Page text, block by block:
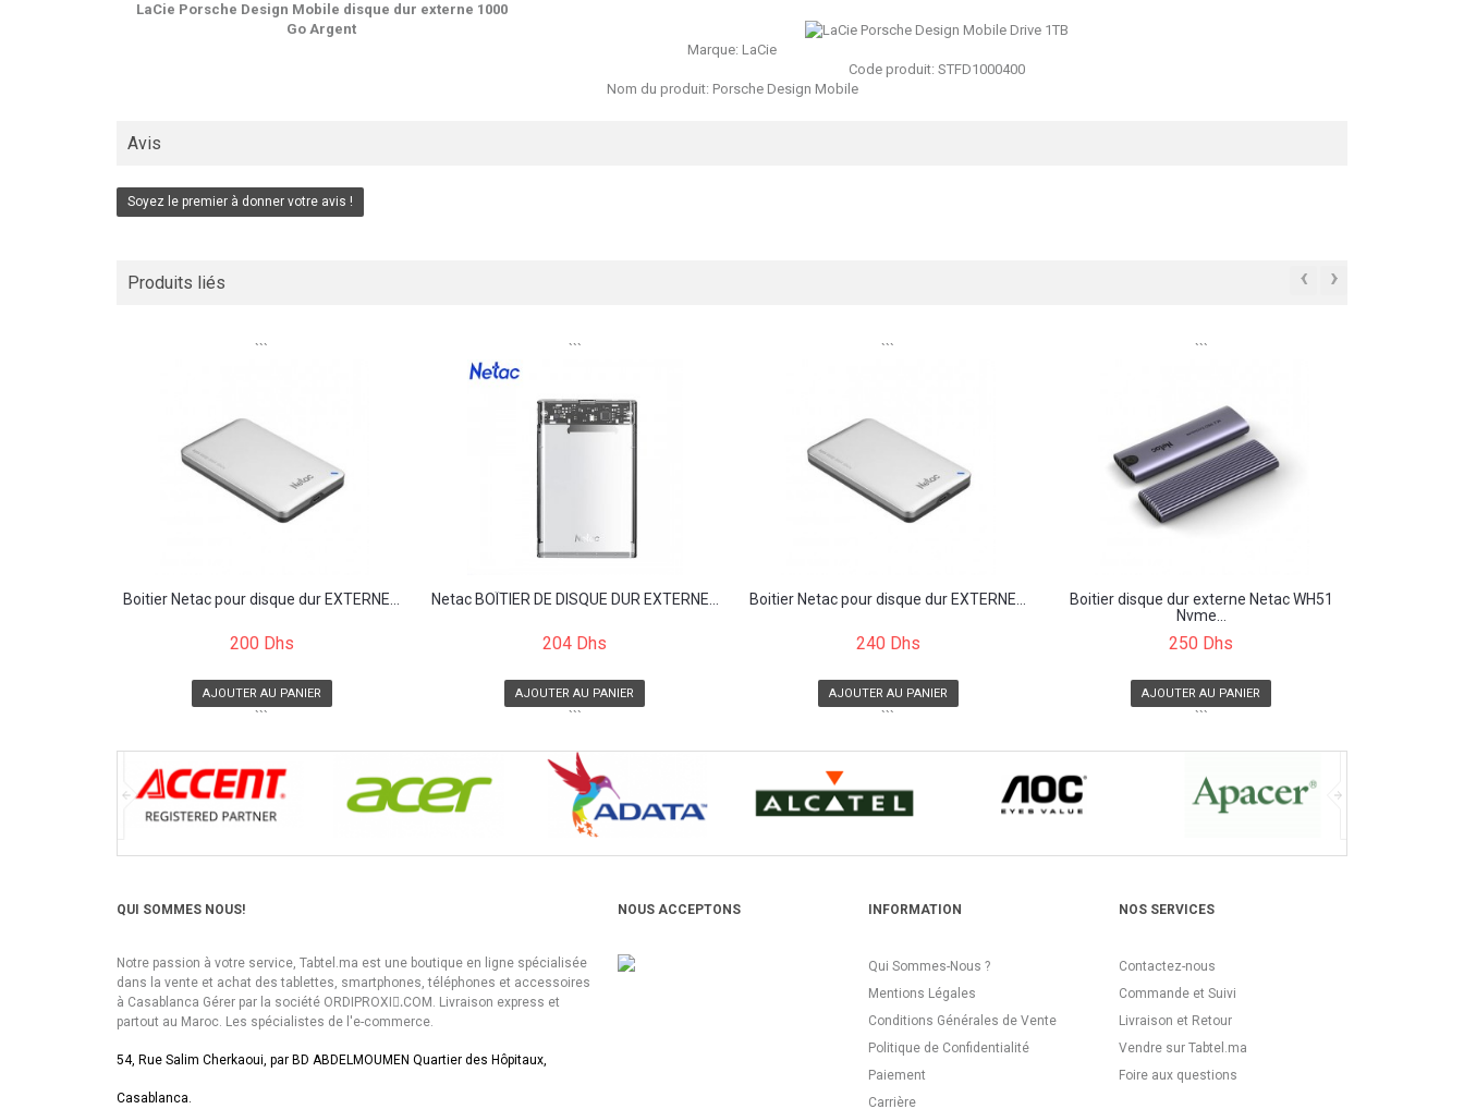
LaCie Porsche Design Mobile disque dur externe 1000
Go Argent
Marque: LaCie
Code produit: STFD1000400
Nom du produit: Porsche Design Mobile
Avis
Soyez le premier à donner votre avis !
Produits liés ‹ ›
```
Boitier Netac pour disque dur EXTERNE...
200 Dhs
AJOUTER AU PANIER
```
```
Netac BOÎTIER DE DISQUE DUR EXTERNE...
204 Dhs
AJOUTER AU PANIER
```
```
Boitier Netac pour disque dur EXTERNE...
240 Dhs
AJOUTER AU PANIER
```
```
Boitier disque dur externe Netac WH51
Nvme...
250 Dhs
AJOUTER AU PANIER
```
QUI SOMMES NOUS!
Notre passion à votre service, Tabtel.ma est une boutique en ligne spécialisée
dans la vente et achat des tablettes, smartphones, téléphones et accessoires
à Casablanca Gérer par la société ORDIPROXI.ِCOM. Livraison express et
partout au Maroc. Les spécialistes de l'e-commerce.
54, Rue Salim Cherkaoui, par BD ABDELMOUMEN Quartier des Hôpitaux,
Casablanca.
NOUS ACCEPTONS INFORMATION
Qui Sommes-Nous ?
Mentions Légales
Conditions Générales de Vente
Politique de Confidentialité
Paiement
Carrière
NOS SERVICES
Contactez-nous
Commande et Suivi
Livraison et Retour
Vendre sur Tabtel.ma
Foire aux questions